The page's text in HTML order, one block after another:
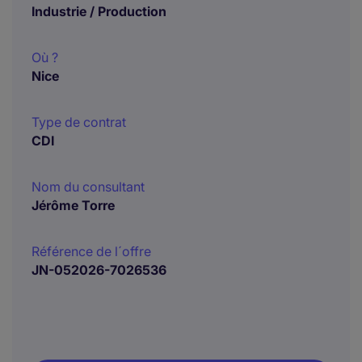
Industrie / Production
Où ?
Nice
Type de contrat
CDI
Nom du consultant
Jérôme Torre
Référence de l´offre
JN-052026-7026536